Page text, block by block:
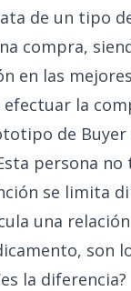
de un tipo
compra,
en las
la
de
persona
se limita
una
son
la diferencia?